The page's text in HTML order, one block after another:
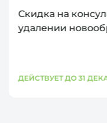
Скидка на
удалении
ДЕЙСТВУЕТ ДО 31